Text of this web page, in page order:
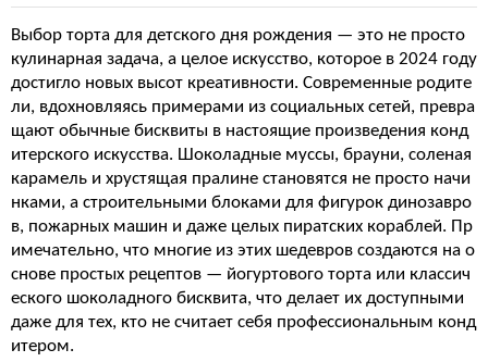
Выбор торта для детского дня рождения — это не просто
кулинарная задача, а целое искусство, которое в 2024 году
достигло новых высот креативности. Современные родите
ли, вдохновляясь примерами из социальных сетей, превра
щают обычные бисквиты в настоящие произведения конд
итерского искусства. Шоколадные муссы, брауни, соленая
карамель и хрустящая пралине становятся не просто начи
нками, а строительными блоками для фигурок динозавро
в, пожарных машин и даже целых пиратских кораблей. Пр
имечательно, что многие из этих шедевров создаются на о
снове простых рецептов — йогуртового торта или классич
еского шоколадного бисквита, что делает их доступными
даже для тех, кто не считает себя профессиональным конд
итером.